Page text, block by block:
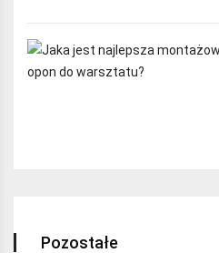
Pozostałe